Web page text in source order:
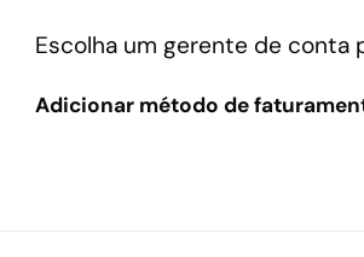
Escolha um gerente de conta
Adicionar método de